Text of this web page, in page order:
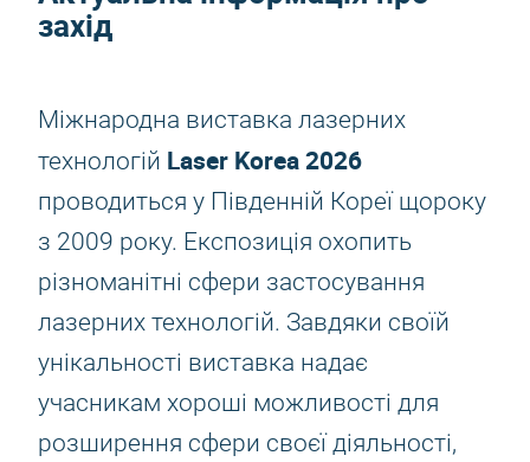
захід
Міжнародна виставка лазерних
технологій Laser Korea 2026
проводиться у Південній Кореї щороку
з 2009 року. Експозиція охопить
різноманітні сфери застосування
лазерних технологій. Завдяки своїй
унікальності виставка надає
учасникам хороші можливості для
розширення сфери своєї діяльності,